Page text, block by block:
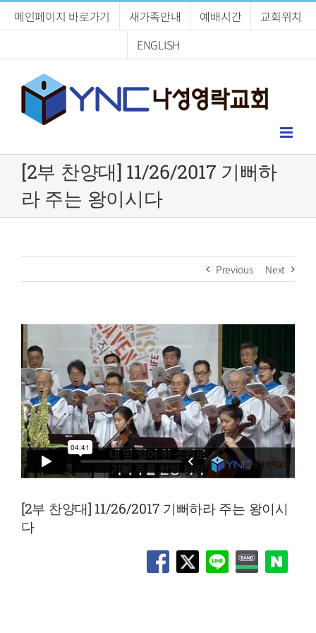
메인페이지 바로가기 새가족안내 예배시간
교회위치
ENGLISH
[2부 찬양대] 11/26/2017 기뻐하
라 주는 왕이시다
Previous Next
[2부 찬양대] 11/26/2017 기뻐하라 주는 왕이시
다